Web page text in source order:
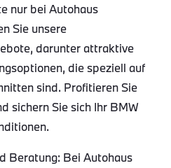
nur bei Autohaus
Sie unsere
darunter attraktive
die speziell auf
sind. Profitieren Sie
sichern Sie sich Ihr BMW
Beratung: Bei Autohaus